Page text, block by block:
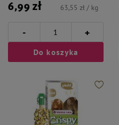
6,99 zł 63,55 zł / kg
- +
Do koszyka